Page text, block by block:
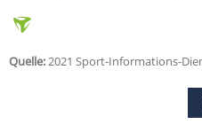
Quelle:2021 Sport-Informations-